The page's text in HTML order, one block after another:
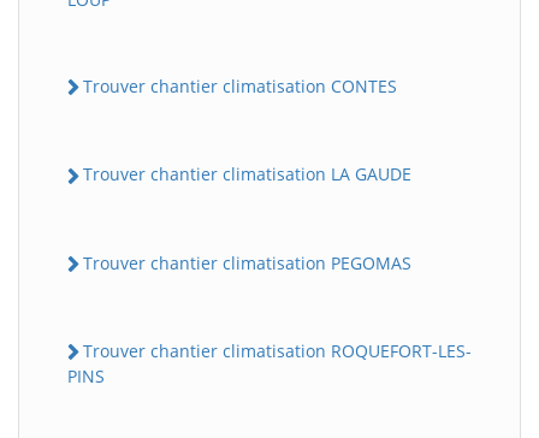
Trouver chantier climatisation CONTES
Trouver chantier climatisation LA GAUDE
Trouver chantier climatisation PEGOMAS
Trouver chantier climatisation ROQUEFORT-LES-
PINS